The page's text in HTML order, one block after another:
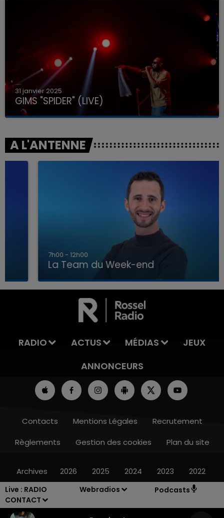
Live : RADIO
CONTACT
Webradios Podcasts
LA TEAM DU WEEK-END
31 janvier 2025
GIMS "SPIDER" (LIVE)
A L'ANTENNE
7h00 - 12h00
La Team du Week-end
RADIO ACTUS MÉDIAS
JEUX
ANNONCEURS
Contacts Mentions Légales
Recrutement
Règlements
Gestion des cookies Plan du site
Archives 2026 2025 2024 2023 2022